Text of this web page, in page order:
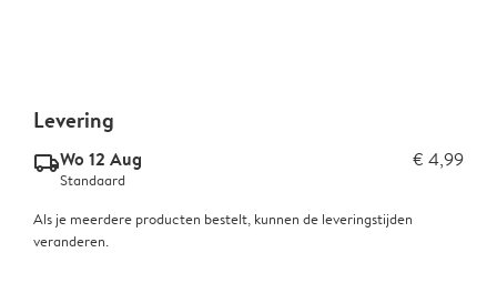
Levering
delivery_standard_v2Wo 12 Aug € 4,99
Standaard
Als je meerdere producten bestelt, kunnen de leveringstijden
veranderen.